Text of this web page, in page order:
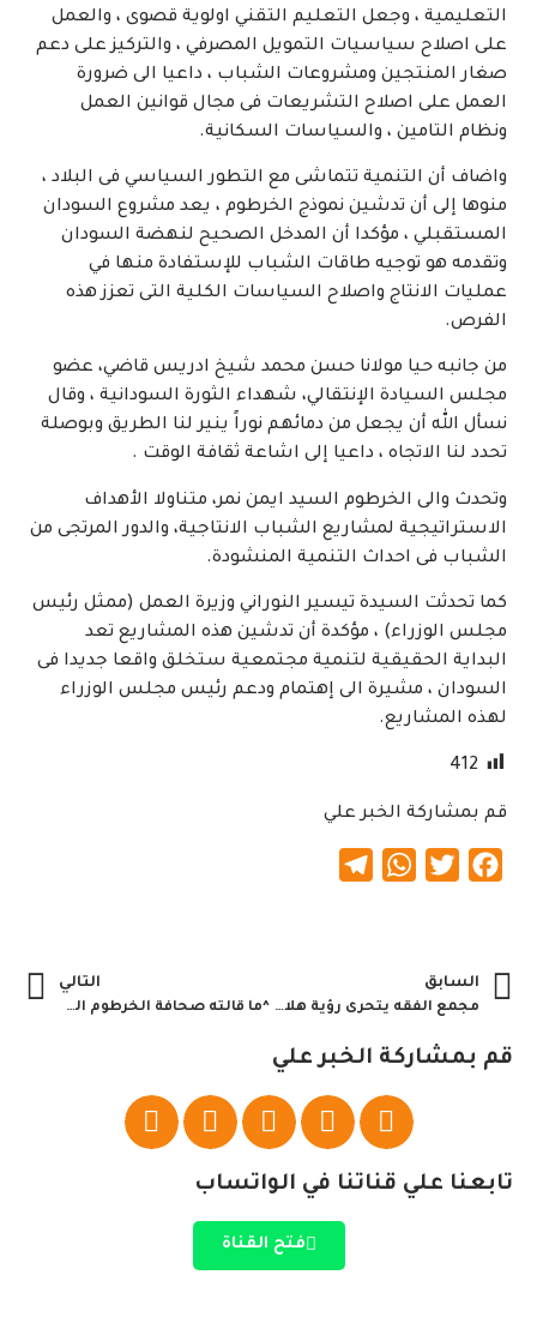
التعليمية ، وجعل التعليم التقني اولوية قصوى ، والعمل
على اصلاح سياسيات التمويل المصرفي ، والتركيز على دعم
صغار المنتجين ومشروعات الشباب ، داعيا الى ضرورة
العمل على اصلاح التشريعات فى مجال قوانين العمل
ونظام التامين ، والسياسات السكانية.
واضاف أن التنمية تتماشى مع التطور السياسي فى البلاد ،
منوها إلى أن تدشين نموذج الخرطوم ، يعد مشروع السودان
المستقبلي ، مؤكدا أن المدخل الصحيح لنهضة السودان
وتقدمه هو توجيه طاقات الشباب للإستفادة منها في
عمليات الانتاج واصلاح السياسات الكلية التى تعزز هذه
الفرص.
من جانبه حيا مولانا حسن محمد شيخ ادريس قاضي، عضو
مجلس السيادة الإنتقالي، شهداء الثورة السودانية ، وقال
نسأل الله أن يجعل من دمائهم نوراً ينير لنا الطريق وبوصلة
تحدد لنا الاتجاه ، داعيا إلى اشاعة ثقافة الوقت .
وتحدث والى الخرطوم السيد ايمن نمر، متناولا الأهداف
الاستراتيجية لمشاريع الشباب الانتاجية، والدور المرتجى من
الشباب فى احداث التنمية المنشودة.
كما تحدثت السيدة تيسير النوراني وزيرة العمل (ممثل رئيس
مجلس الوزراء) ، مؤكدة أن تدشين هذه المشاريع تعد
البداية الحقيقية لتنمية مجتمعية ستخلق واقعا جديدا فى
السودان ، مشيرة الى إهتمام ودعم رئيس مجلس الوزراء
لهذه المشاريع.
412
قم بمشاركة الخبر علي
Facebook
Twitter
WhatsApp
السابق
مجمع الفقه يتحرى رؤية هلال رمضان بأم درمان
التالي
^ما قالته صحافة الخرطوم الصادرة اليوم= السبت 10 أبريل 2021م^
قم بمشاركة الخبر علي
تابعنا علي قناتنا في الواتساب
فتح القناة